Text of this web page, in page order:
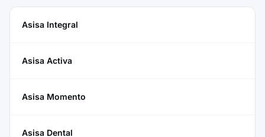
Asisa Integral
Asisa Activa
Asisa Momento
Asisa Dental